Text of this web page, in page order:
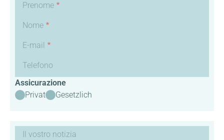
Prenome
Nome
E-mail
Telefono
Assicurazione
Privat
Gesetzlich
Notizia
Il vostro notizia